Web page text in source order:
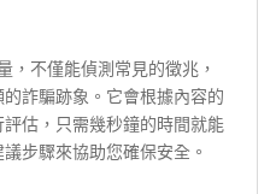
，不僅能偵測常見的徵兆，
詐騙跡象。它會根據內容的
估，只需幾秒鐘的時間就能
步驟來協助您確保安全。